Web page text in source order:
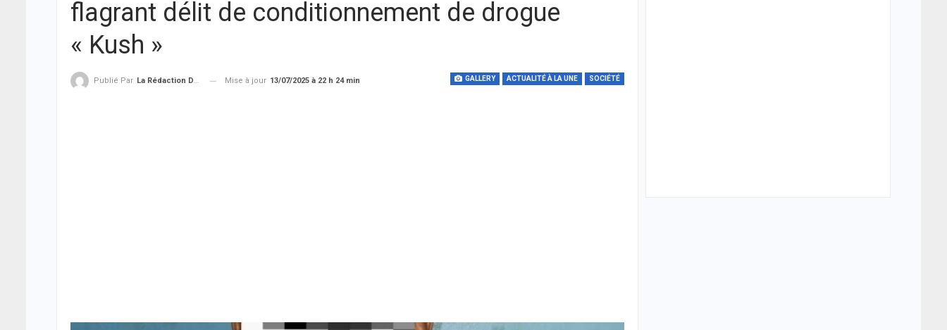
flagrant délit de conditionnement de drogue
« Kush »
GALLERY ACTUALITÉ À LA UNE SOCIÉTÉ
Publié Par La Rédaction De THIEYSENEGAL.com Mise à jour 13/07/2025 à 22 h 24 min